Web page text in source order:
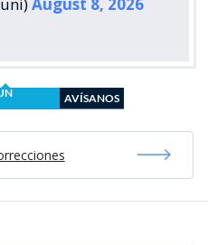
AVÍSANOS